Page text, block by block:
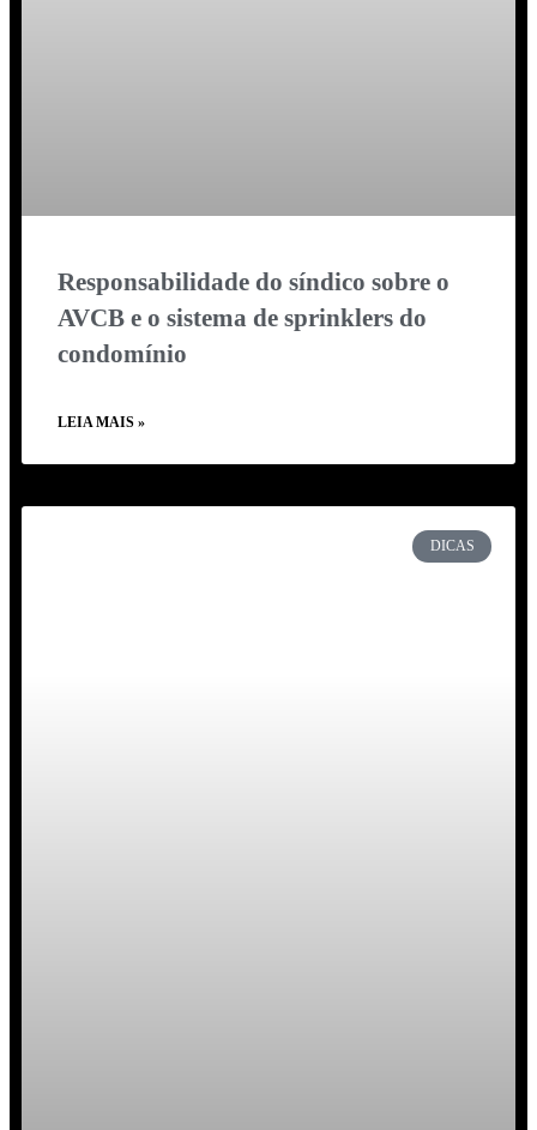
Responsabilidade do síndico sobre o
AVCB e o sistema de sprinklers do
condomínio
LEIA MAIS »
DICAS